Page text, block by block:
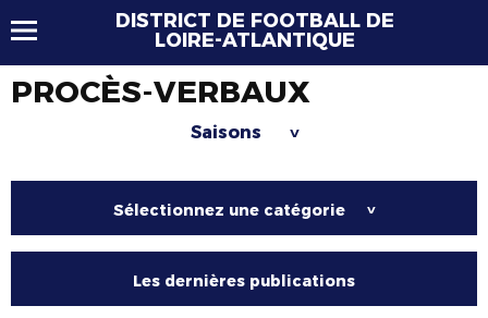
DISTRICT DE FOOTBALL DE
LOIRE-ATLANTIQUE
PROCÈS-VERBAUX
Saisons >
Sélectionnez une catégorie >
Les dernières publications